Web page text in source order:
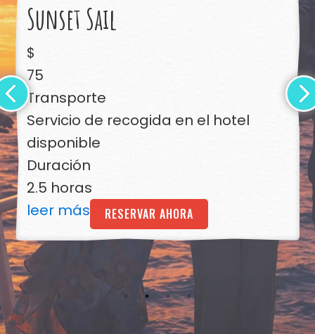
Sunset Sail
$
75
Transporte
Servicio de recogida en el hotel
disponible
Duración
2.5 horas
leer más
RESERVAR AHORA